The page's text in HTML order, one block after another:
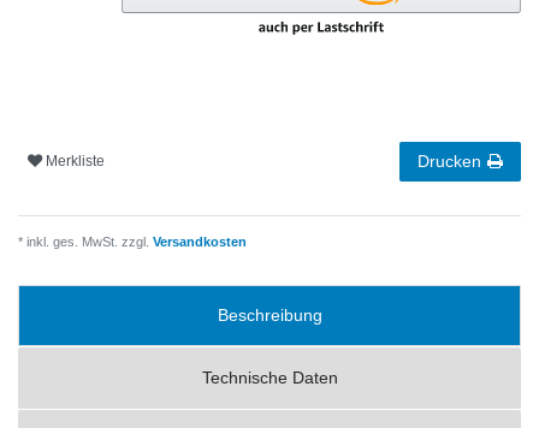
Merkliste Drucken
* inkl. ges. MwSt. zzgl. Versandkosten
Beschreibung
Technische Daten